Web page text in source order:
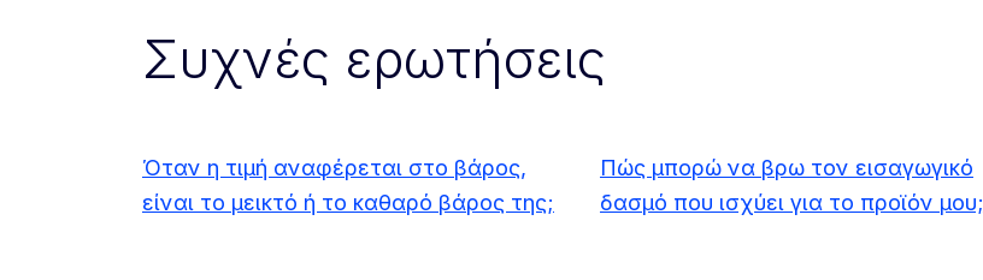
Συχνές ερωτήσεις
Όταν η τιμή αναφέρεται στο βάρος,
είναι το μεικτό ή το καθαρό βάρος της;
Πώς μπορώ να βρω τον εισαγωγικό
δασμό που ισχύει για το προϊόν μου;